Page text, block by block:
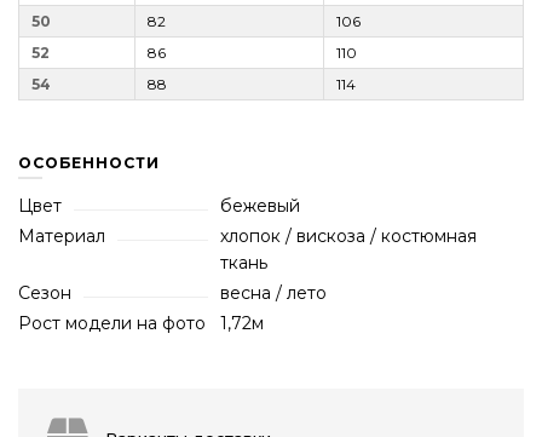
50
82
106
52
86
110
54
88 114
ОСОБЕННОСТИ
Цвет
бежевый
Материал
хлопок / вискоза / костюмная
ткань
Сезон
весна / лето
Рост модели на фото
1,72м